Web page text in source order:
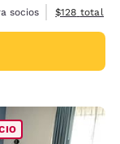
socios
Ver detalles
$128 total